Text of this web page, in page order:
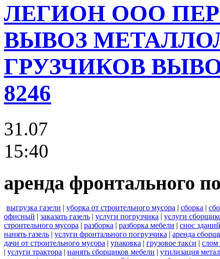
ЛЕГИОН ООО
ВЫВОЗ
ГРУЗЧИКОВ
8246
31.07
15:40
аренда фронтального
выгрузка газели | уборка от строительного мусора | сборка |
офисный | заказать газель | услуги погрузчика | услуги
строительного мусора | разборка | разборка мебели | снос зданий
нанять газель | услуги фронтального погрузчика | аренда
дачи от строительного мусора | упаковка | грузовое такси | слом
| услуги трактора | нанять сборщиков мебели | утилизация